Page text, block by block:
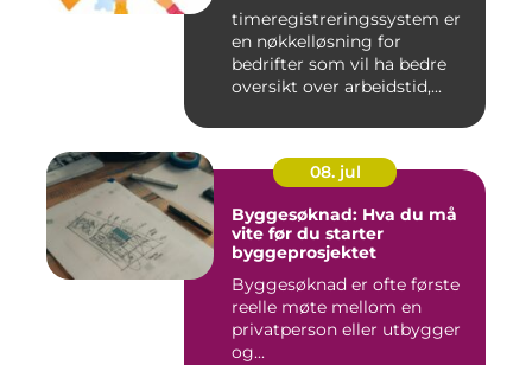
timeregistreringssystem er
en nøkkelløsning for
bedrifter som vil ha bedre
oversikt over arbeidstid,...
08. jul
Byggesøknad: Hva du må
vite før du starter
byggeprosjektet
Byggesøknad er ofte første
reelle møte mellom en
privatperson eller utbygger
og...